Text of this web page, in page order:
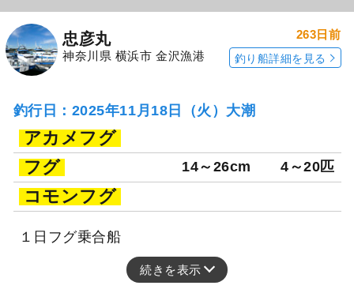
忠彦丸
神奈川県 横浜市 金沢漁港
263日前
釣り船詳細を見る
釣行日：2025年11月18日（火）大潮
アカメフグ
フグ
14～26cm 4～20匹
コモンフグ
１日フグ乗合船
続きを表示